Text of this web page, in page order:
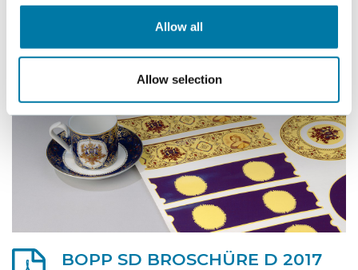
Allow all
Allow selection
BOPP SD BROSCHÜRE D 2017